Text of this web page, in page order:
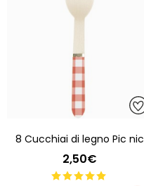
8 Cucchiai di legno Pic nic
2,50€